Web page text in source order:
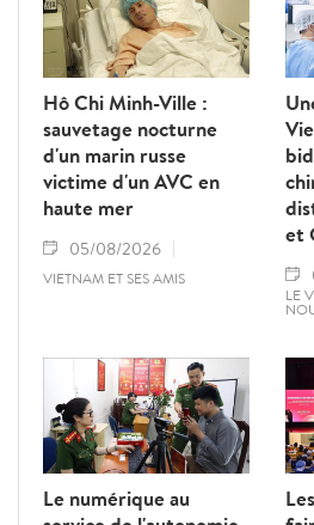
Hô Chi Minh-Ville :
sauvetage nocturne
d'un marin russe
victime d'un AVC en
haute mer
05/08/2026
VIETNAM ET SES AMIS
et
LE
Le numérique au